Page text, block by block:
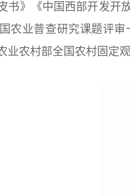
书》《中国西部开发
农业普查研究课题评
业农村部全国农村固定